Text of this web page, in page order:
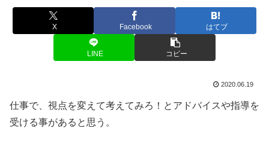
X Facebook はてブ
LINE コピー
2020.06.19
仕事で、視点を変えて考えてみろ！とアドバイスや指導を
受ける事があると思う。